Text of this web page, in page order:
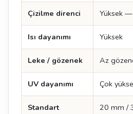
Çizilme direnci Yüksek
Isı dayanımı Yüksek
Leke / gözenek Az
UV dayanımı Çok
Standart
20 mm /